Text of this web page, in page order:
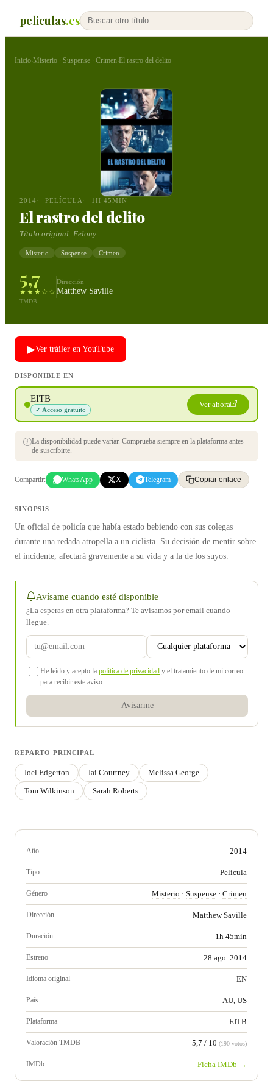
peliculas.es
Inicio›Misterio · Suspense · Crimen›El rastro del delito
2014 PELÍCULA 1H 45MIN
El rastro del delito
Título original: Felony
Misterio Suspense Crimen
5,7
★★★☆☆
TMDB
Dirección
Matthew Saville
▶Ver tráiler en YouTube
DISPONIBLE EN
EITB
✓ Acceso gratuito
Ver ahora
La disponibilidad puede variar. Comprueba siempre en la plataforma antes
de suscribirte.
Compartir: WhatsApp X Telegram Copiar enlace
SINOPSIS
Un oficial de policía que había estado bebiendo con sus colegas
durante una redada atropella a un ciclista. Su decisión de mentir sobre
el incidente, afectará gravemente a su vida y a la de los suyos.
Avísame cuando esté disponible
¿La esperas en otra plataforma? Te avisamos por email cuando
llegue.
He leído y acepto la política de privacidad y el tratamiento de mi correo
para recibir este aviso.
Avisarme
REPARTO PRINCIPAL
Joel Edgerton Jai Courtney
Melissa George
Tom Wilkinson
Sarah Roberts
Año 2014
Tipo Película
Género Misterio · Suspense · Crimen
Dirección Matthew Saville
Duración 1h 45min
Estreno 28 ago. 2014
Idioma original EN
País AU, US
Plataforma EITB
Valoración TMDB 5,7 / 10 (190 votos)
IMDb Ficha IMDb →